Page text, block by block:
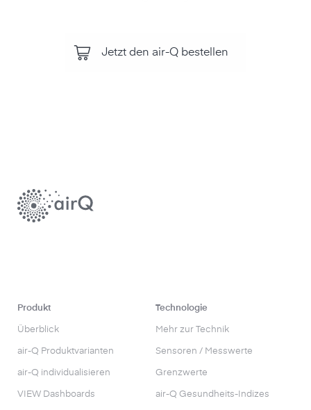
Jetzt den air-Q bestellen
Produkt
Überblick
air-Q Produktvarianten
air-Q individualisieren
VIEW Dashboards
Technologie
Mehr zur Technik
Sensoren / Messwerte
Grenzwerte
air-Q Gesundheits-Indizes